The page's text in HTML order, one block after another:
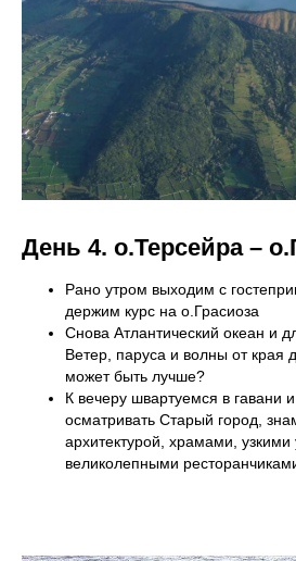
День 4. о.Терсейра –
Рано утром выходим с
держим курс на о.Грасиоза
Снова Атлантический океан и
Ветер, паруса и волны от края
может быть лучше?
К вечеру швартуемся в гавани
осматривать Старый город,
архитектурой, храмами, узкими
великолепными